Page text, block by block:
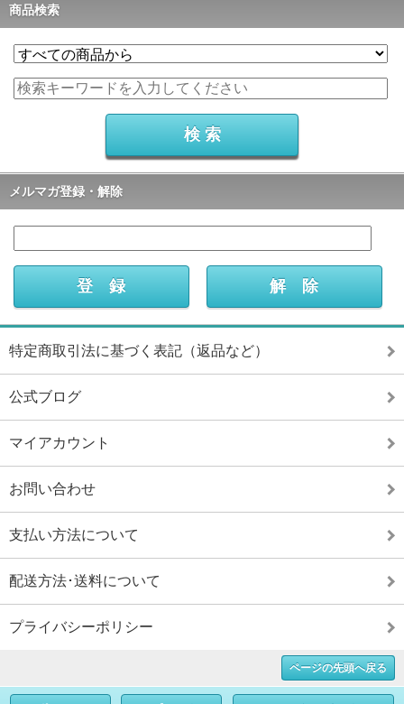
商品検索
メルマガ登録・解除
特定商取引法に基づく表記（返品など）
公式ブログ
マイアカウント
お問い合わせ
支払い方法について
配送方法･送料について
プライバシーポリシー
ページの先頭へ戻る